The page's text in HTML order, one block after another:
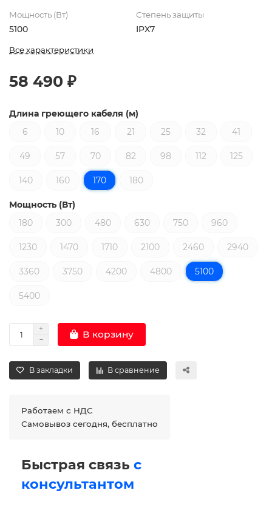
Мощность (Вт)
5100
Степень защиты
IPX7
Все характеристики
58 490 ₽
Длина греющего кабеля (м)
6
10 16 21 25 32 41
49 57 70 82 98 112 125
140 160 170 180
Мощность (Вт)
180
300 480 630 750 960
1230 1470 1710 2100 2460 2940
3360 3750 4200 4800 5100
5400
В корзину
В закладки В сравнение
Работаем с НДС
Самовывоз сегодня, бесплатно
Быстрая связь с
консультантом